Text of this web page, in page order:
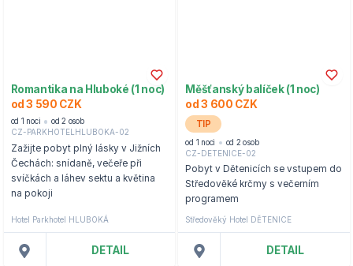
Romantika na Hluboké (1 noc)
od 3 590 CZK
od 1 noci
od 2 osob
CZ-PARKHOTELHLUBOKA-02
Zažijte pobyt plný lásky v Jižních
Čechách: snídaně, večeře při
svíčkách a láhev sektu a květina
na pokoji
Hotel Parkhotel HLUBOKÁ
DETAIL
Měšťanský balíček (1 noc)
od 3 600 CZK
TIP
od 1 noci
od 2 osob
CZ-DETENICE-02
Pobyt v Dětenicích se vstupem do
Středověké krčmy s večerním
programem
Středověký Hotel DĚTENICE
DETAIL